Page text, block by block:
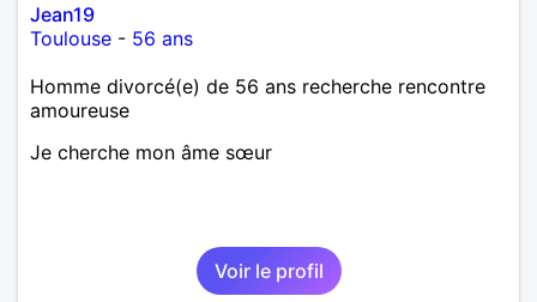
Jean19
Toulouse - 56 ans
Homme divorcé(e) de 56 ans recherche rencontre
amoureuse
Je cherche mon âme sœur
Voir le profil